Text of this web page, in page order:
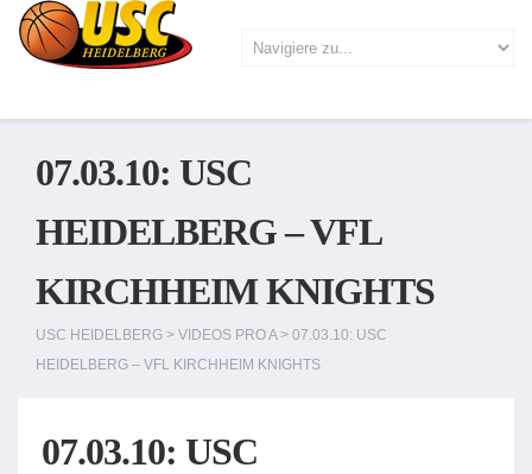
07.03.10: USC
HEIDELBERG – VFL
KIRCHHEIM KNIGHTS
USC HEIDELBERG > VIDEOS PRO A> 07.03.10: USC
HEIDELBERG – VFL KIRCHHEIM KNIGHTS
07.03.10: USC